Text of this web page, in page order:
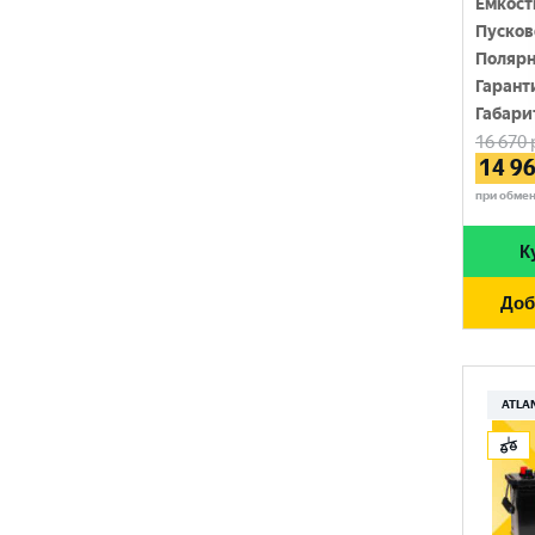
16 670
14
при